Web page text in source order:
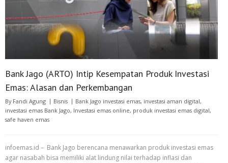
Bank Jago (ARTO) Intip Kesempatan Produk Investasi
Emas: Alasan dan Perkembangan
By Fandi Agung Bisnis Bank Jago investasi emas, investasi aman digital,
investasi emas Bank Jago, Investasi emas online, produk investasi emas digital,
safe haven emas
infoemas.id – Bank Jago berencana menawarkan produk investasi emas
agar nasabah bisa memiliki alat lindung nilai terhadap inflasi dan